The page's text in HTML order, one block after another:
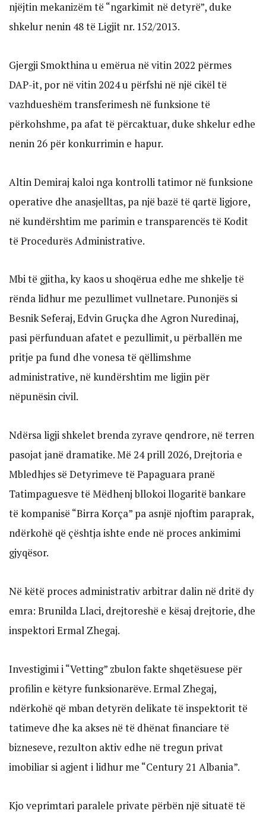
njëjtin mekanizëm të “ngarkimit në detyrë”, duke
shkelur nenin 48 të Ligjit nr. 152/2013.
Gjergji Smokthina u emërua në vitin 2022 përmes
DAP-it, por në vitin 2024 u përfshi në një cikël të
vazhdueshëm transferimesh në funksione të
përkohshme, pa afat të përcaktuar, duke shkelur edhe
nenin 26 për konkurrimin e hapur.
Altin Demiraj kaloi nga kontrolli tatimor në funksione
operative dhe anasjelltas, pa një bazë të qartë ligjore,
në kundërshtim me parimin e transparencës të Kodit
të Procedurës Administrative.
Mbi të gjitha, ky kaos u shoqërua edhe me shkelje të
rënda lidhur me pezullimet vullnetare. Punonjës si
Besnik Seferaj, Edvin Gruçka dhe Agron Nuredinaj,
pasi përfunduan afatet e pezullimit, u përballën me
pritje pa fund dhe vonesa të qëllimshme
administrative, në kundërshtim me ligjin për
nëpunësin civil.
Ndërsa ligji shkelet brenda zyrave qendrore, në terren
pasojat janë dramatike. Më 24 prill 2026, Drejtoria e
Mbledhjes së Detyrimeve të Papaguara pranë
Tatimpaguesve të Mëdhenj bllokoi llogaritë bankare
të kompanisë “Birra Korça” pa asnjë njoftim paraprak,
ndërkohë që çështja ishte ende në proces ankimimi
gjyqësor.
Në këtë proces administrativ arbitrar dalin në dritë dy
emra: Brunilda Llaci, drejtoreshë e kësaj drejtorie, dhe
inspektori Ermal Zhegaj.
Investigimi i “Vetting” zbulon fakte shqetësuese për
profilin e këtyre funksionarëve. Ermal Zhegaj,
ndërkohë që mban detyrën delikate të inspektorit të
tatimeve dhe ka akses në të dhënat financiare të
bizneseve, rezulton aktiv edhe në tregun privat
imobiliar si agjent i lidhur me “Century 21 Albania”.
Kjo veprimtari paralele private përbën një situatë të